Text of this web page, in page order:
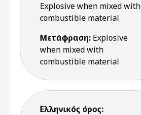
Explosive when mixed with
combustible material
Μετάφραση: Explosive
when mixed with
combustible material
Ελληνικός όρος: